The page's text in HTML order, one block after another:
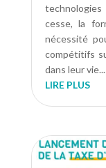
cesse, la
nécessité
compétitifs
dans leur vie...
LIRE PLUS